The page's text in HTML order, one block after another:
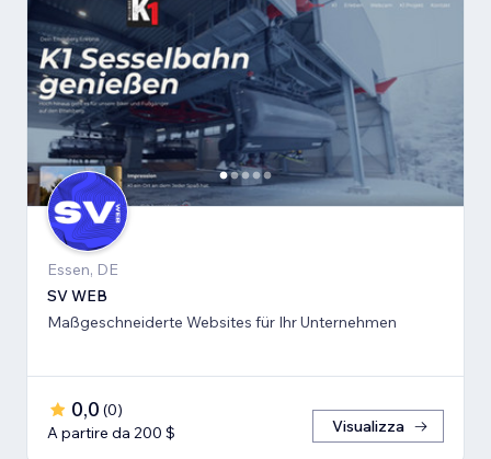
Essen, DE
SV WEB
Maßgeschneiderte Websites für Ihr Unternehmen
0,0 (0)
A partire da 200 $
Visualizza